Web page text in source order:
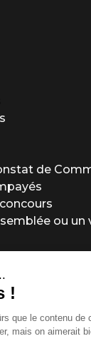
de
ou un
de
locatif
juridique